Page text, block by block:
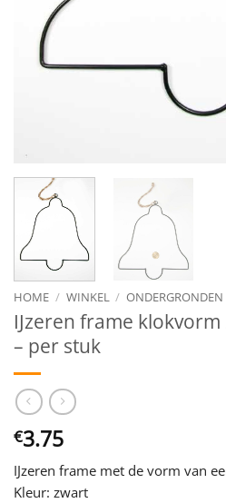
HOME / WINKEL / ONDERGRONDEN
IJzeren frame
– per stuk
€3.75
IJzeren frame met de vorm van
Kleur: zwart